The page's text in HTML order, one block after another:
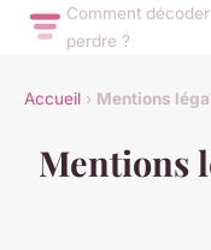
Comment
perdre ?
Accueil › Mentions
Mentions